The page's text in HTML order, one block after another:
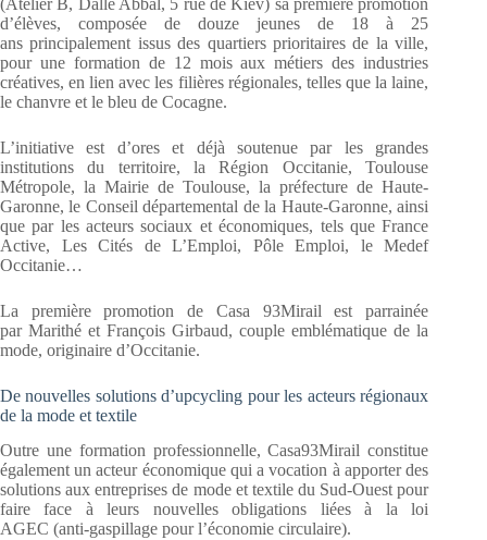
d’élèves, composée de douze jeunes de 18 à 25
ans principalement issus des quartiers prioritaires de la ville,
pour une formation de 12 mois aux métiers des industries
créatives, en lien avec les filières régionales, telles que la laine,
le chanvre et le bleu de Cocagne.
L’initiative est d’ores et déjà soutenue par les grandes
institutions du territoire, la Région Occitanie, Toulouse
Métropole, la Mairie de Toulouse, la préfecture de Haute-
Garonne, le Conseil départemental de la Haute-Garonne, ainsi
que par les acteurs sociaux et économiques, tels que France
Active, Les Cités de L’Emploi, Pôle Emploi, le Medef
Occitanie…
La première promotion de Casa 93Mirail est parrainée
par Marithé et François Girbaud, couple emblématique de la
mode, originaire d’Occitanie.
De nouvelles solutions d’upcycling pour les acteurs régionaux
de la mode et textile
Outre une formation professionnelle, Casa93Mirail constitue
également un acteur économique qui a vocation à apporter des
solutions aux entreprises de mode et textile du Sud-Ouest pour
faire face à leurs nouvelles obligations liées à la loi
AGEC (anti-gaspillage pour l’économie circulaire).